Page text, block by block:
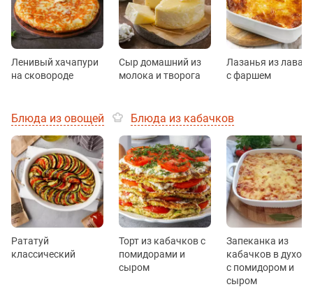
Ленивый хачапури
на сковороде
Сыр домашний из
молока и творога
Лазанья из
с фаршем
Блюда из овощей Блюда из кабачков
Рататуй
классический
Торт из кабачков с
помидорами и
сыром
Запеканка из
кабачков в
с помидором и
сыром